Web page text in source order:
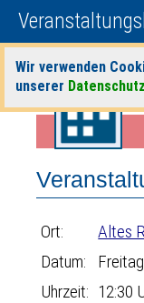
Wir verwenden
unsererStartseite>
Ort: Altes
Datum:
Uhrzeit: 12:30